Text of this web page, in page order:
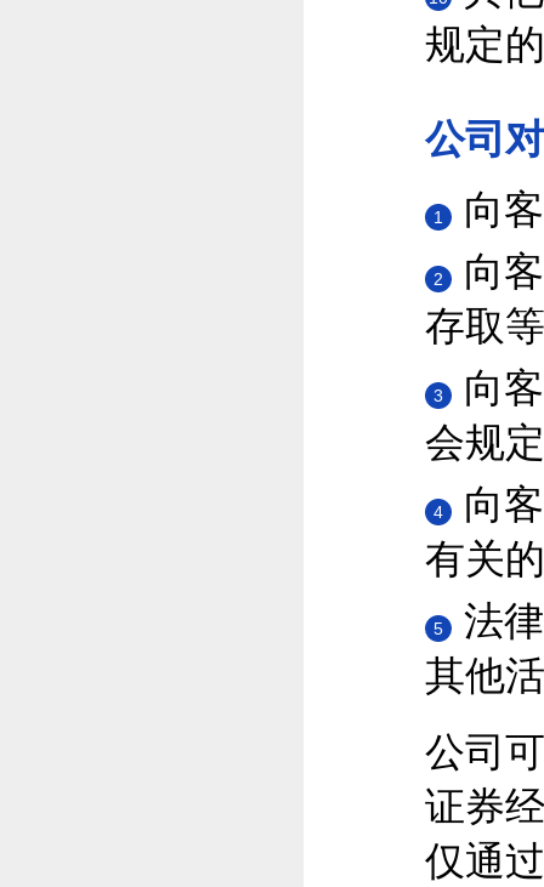
规定
公司
1 向
2
向
存取
3
向
会规
4
向
有关
5
法
其他
公司
证券
仅通